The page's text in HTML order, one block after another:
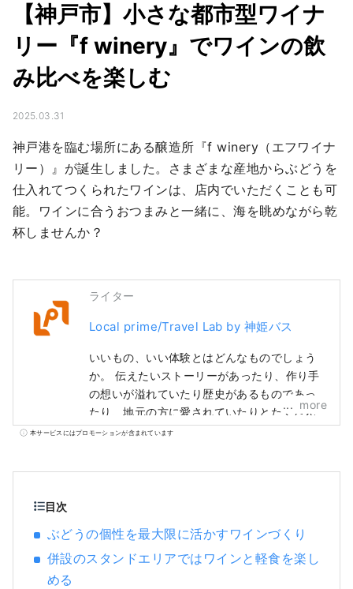
【神戸市】小さな都市型ワイナ
リー『f winery』でワインの飲
み比べを楽しむ
2025.03.31
神戸港を臨む場所にある醸造所『f winery（エフワイナ
リー）』が誕生しました。さまざまな産地からぶどうを
仕入れてつくられたワインは、店内でいただくことも可
能。ワインに合うおつまみと一緒に、海を眺めながら乾
杯しませんか？
ライター
Local prime/Travel Lab by 神姫バス
いいもの、いい体験とはどんなものでしょう
か。 伝えたいストーリーがあったり、作り手
の想いが溢れていたり歴史があるものであっ
たり、地元の方に愛されていたりとたくさん
特徴は挙げられます。 とっておきのものや体
できるように「かたる、つたえる、つなが
る」をコンセプトに兵庫のいいものを発掘
more
本サービスにはプロモーションが含まれています
目次
ぶどうの個性を最大限に活かすワインづくり
併設のスタンドエリアではワインと軽食を楽し
める